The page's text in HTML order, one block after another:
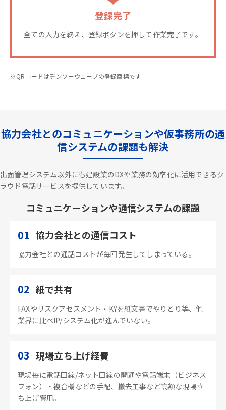
登録完了
全ての入力を終え、登録ボタンを押して作業完了です。
※QRコードはデンソーウェーブの登録商標です
協力会社とのコミュニケーションや仮事務所の通
信システムの課題も解決
出面管理システム以外にも建設業のDXや業務の効率化に活用できるク
ラウド電話サービスを提供しています。
コミュニケーションや通信システムの課題
01 協力会社との通信コスト
協力会社との通話コストが毎回発生してしまっている。
02 紙で共有
FAXやリスクアセスメント・KYを紙文書でやりとり等、他
業界に比べIP/システム化が進んでいない。
03 現場立ち上げ経費
現場毎に電話回線/ネット回線の開通や電話端末（ビジネス
フォン）・複合機などの手配、撤去工事など高額な現場立
ち上げ費用。